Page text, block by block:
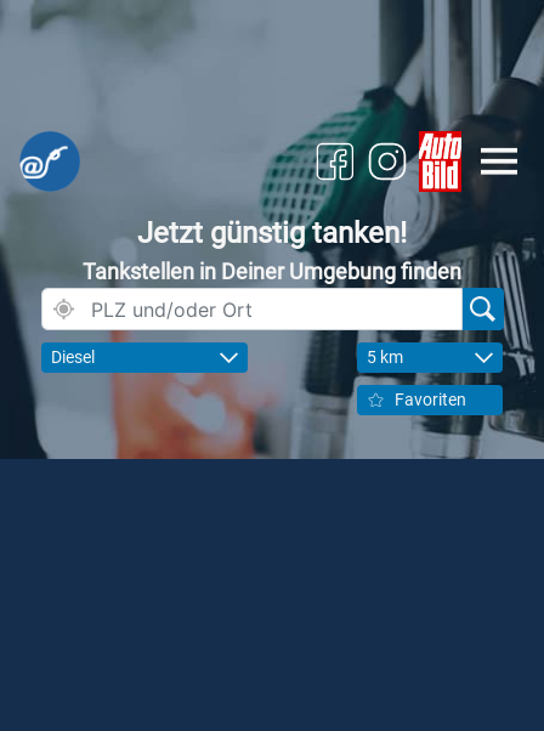
Jetzt günstig tanken!
Tankstellen in Deiner Umgebung finden
Diesel 5 km
Favoriten